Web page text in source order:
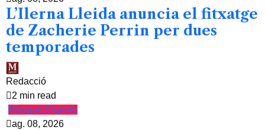
L’Ilerna Lleida anuncia el fitxatge
de Zacherie Perrin per dues
temporades
Redacció
2 min read
Bàsquet Esports
ag. 08, 2026